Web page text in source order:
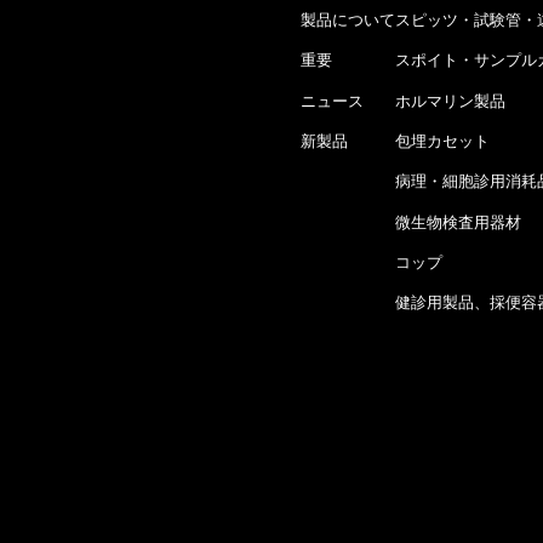
製品について
重要
ニュース
新製品
スピッツ・試験管
スポイト・サンプ
ホルマリン製品
包埋カセット
病理・細胞診用消耗
微生物検査用器材
コップ
健診用製品、採便容